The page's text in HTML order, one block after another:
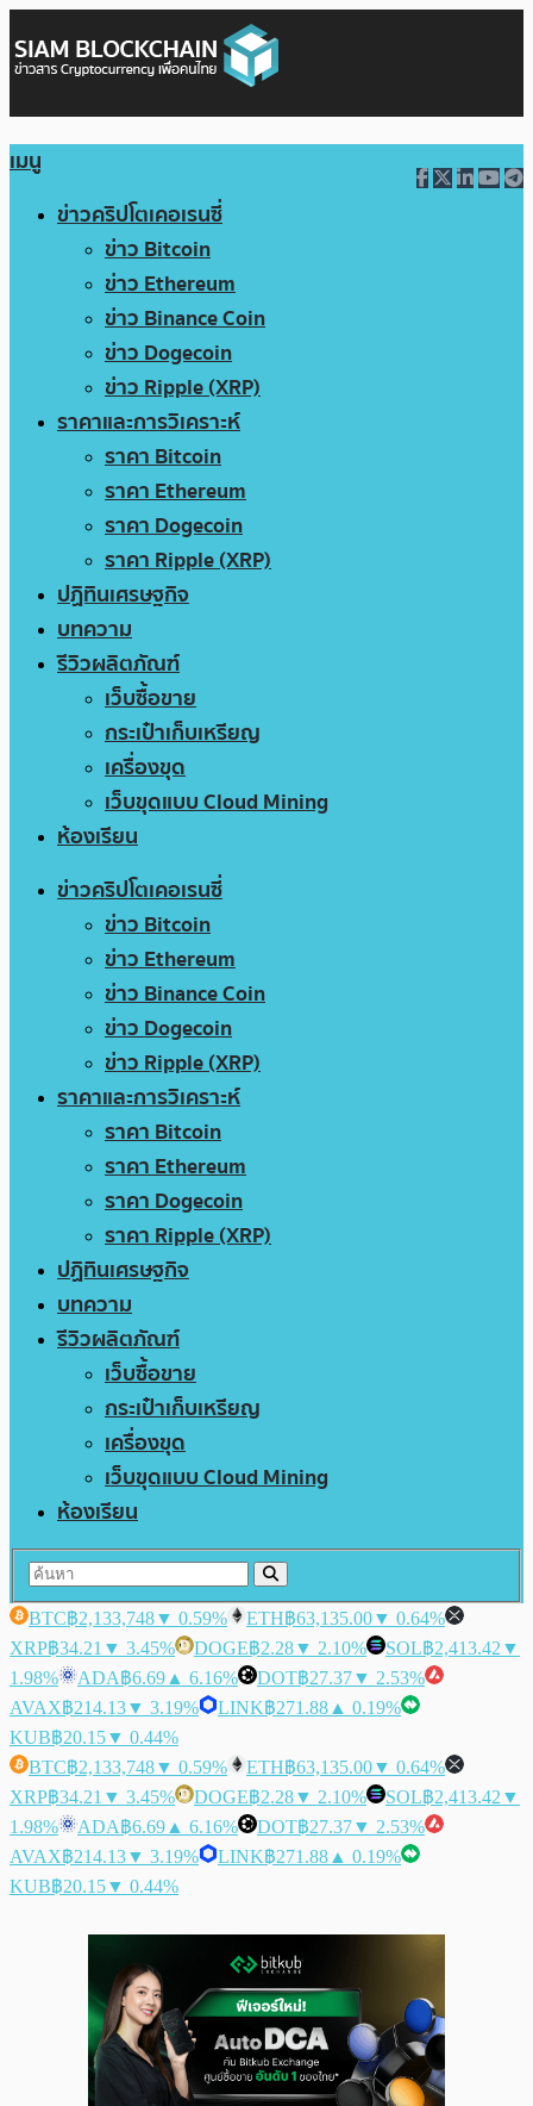
เมนู
ข่าวคริปโตเคอเรนซี่
ข่าว Bitcoin
ข่าว Ethereum
ข่าว Binance Coin
ข่าว Dogecoin
ข่าว Ripple (XRP)
ราคาและการวิเคราะห์
ราคา Bitcoin
ราคา Ethereum
ราคา Dogecoin
ราคา Ripple (XRP)
ปฏิทินเศรษฐกิจ
บทความ
รีวิวผลิตภัณฑ์
เว็บซื้อขาย
กระเป๋าเก็บเหรียญ
เครื่องขุด
เว็บขุดแบบ Cloud Mining
ห้องเรียน
ข่าวคริปโตเคอเรนซี่
ข่าว Bitcoin
ข่าว Ethereum
ข่าว Binance Coin
ข่าว Dogecoin
ข่าว Ripple (XRP)
ราคาและการวิเคราะห์
ราคา Bitcoin
ราคา Ethereum
ราคา Dogecoin
ราคา Ripple (XRP)
ปฏิทินเศรษฐกิจ
บทความ
รีวิวผลิตภัณฑ์
เว็บซื้อขาย
กระเป๋าเก็บเหรียญ
เครื่องขุด
เว็บขุดแบบ Cloud Mining
ห้องเรียน
BTC฿2,133,748▼ 0.59% ETH฿63,135.00▼ 0.64%
XRP฿34.21 ▼ 3.45% DOGE฿2.28▼ 2.10% SOL฿2,413.42 ▼
1.98%
ADA฿6.69 ▲ 6.16% DOT฿27.37▼ 2.53%
AVAX฿214.13▼ 3.19% LINK฿271.88 ▲ 0.19%
KUB฿20.15▼ 0.44%
BTC฿2,133,748▼ 0.59% ETH฿63,135.00▼ 0.64%
XRP฿34.21 ▼ 3.45% DOGE฿2.28▼ 2.10% SOL฿2,413.42 ▼
1.98%
ADA฿6.69 ▲ 6.16% DOT฿27.37▼ 2.53%
AVAX฿214.13▼ 3.19% LINK฿271.88 ▲ 0.19%
KUB฿20.15▼ 0.44%